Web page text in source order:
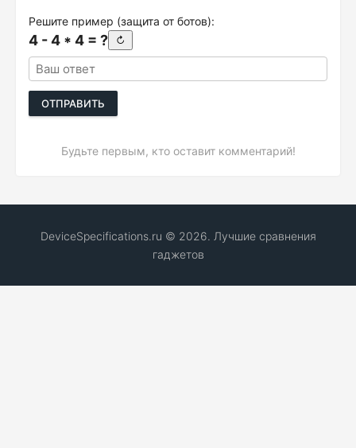
Решите пример (защита от ботов):
4 - 4 * 4 = ? ↻
ОТПРАВИТЬ
Будьте первым, кто оставит комментарий!
DeviceSpecifications.ru © 2026. Лучшие сравнения
гаджетов